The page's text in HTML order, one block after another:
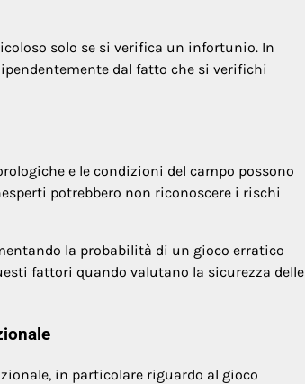
solo se si verifica un infortunio. In
dal fatto che si verifichi
e le condizioni del campo possono
potrebbero non riconoscere i rischi
la probabilità di un gioco erratico
fattori quando valutano la sicurezza delle
in particolare riguardo al gioco